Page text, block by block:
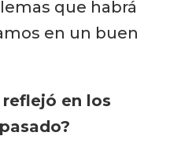
que habrá
en un buen
reflejó en los